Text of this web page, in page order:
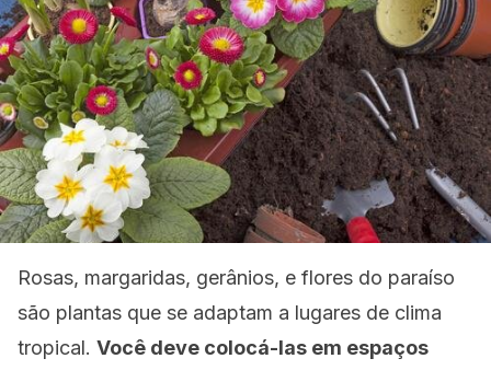
Rosas, margaridas, gerânios, e flores do paraíso
são plantas que se adaptam a lugares de clima
tropical. Você deve colocá-las em espaços